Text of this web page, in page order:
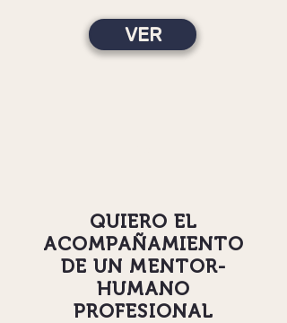
VER
QUIERO EL
ACOMPAÑAMIENTO
DE UN MENTOR-
HUMANO
PROFESIONAL